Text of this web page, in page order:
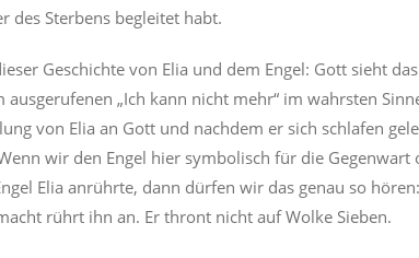
des Sterbens begleitet habt.
Geschichte von Elia und dem Engel: Gott sieht
ausgerufenen „Ich kann nicht mehr“ im wahrsten
von Elia an Gott und nachdem er sich schlafen
wir den Engel hier symbolisch für die
Elia anrührte, dann dürfen wir das genau so
rührt ihn an. Er thront nicht auf Wolke Sieben.